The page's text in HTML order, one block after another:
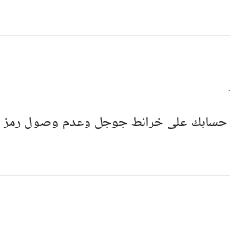
على خرائط جوجل وعدم وصول رمز